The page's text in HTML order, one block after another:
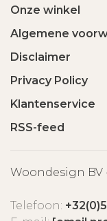
Onze winkel
Algemene
Disclaimer
Privacy Policy
Klantenservice
RSS-feed
Woondesign BV
Telefoon: